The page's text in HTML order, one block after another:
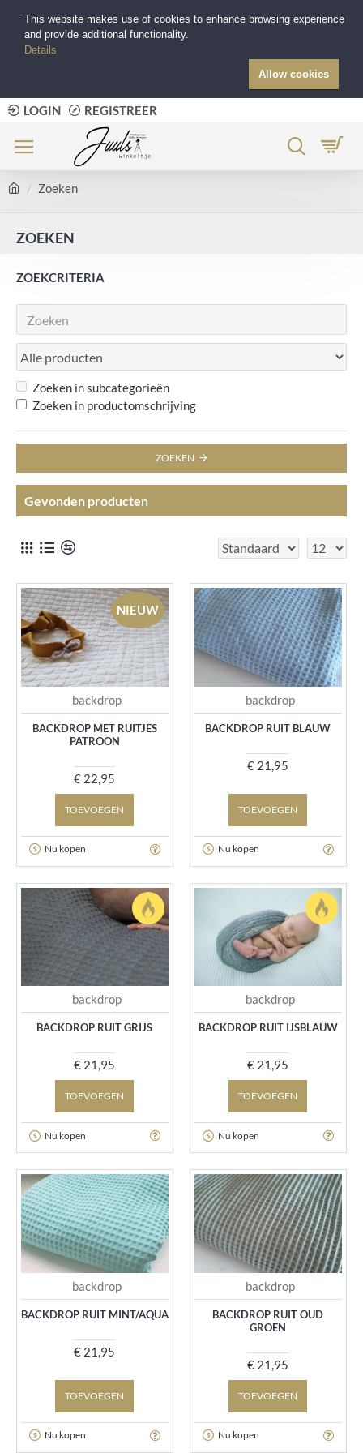
LOGIN REGISTREER
Zoeken
ZOEKEN
ZOEKCRITERIA
Zoeken in subcategorieën
Zoeken in productomschrijving
ZOEKEN
Gevonden producten
NIEUW
backdrop
BACKDROP MET RUITJES
PATROON
€ 22,95
TOEVOEGEN
Nu kopen
backdrop
BACKDROP RUIT BLAUW
€ 21,95
TOEVOEGEN
Nu kopen
backdrop
BACKDROP RUIT GRIJS
€ 21,95
TOEVOEGEN
Nu kopen
backdrop
BACKDROP RUIT IJSBLAUW
€ 21,95
TOEVOEGEN
Nu kopen
backdrop
BACKDROP RUIT MINT/AQUA
€ 21,95
TOEVOEGEN
Nu kopen
backdrop
BACKDROP RUIT OUD
GROEN
€ 21,95
TOEVOEGEN
Nu kopen
This website makes use of cookies to enhance browsing experience
and provide additional functionality.
Details
Allow cookies